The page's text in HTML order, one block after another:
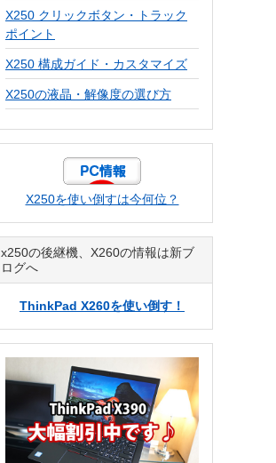
X250 クリックボタン・トラック
ポイント
X250 構成ガイド・カスタマイズ
X250の液晶・解像度の選び方
X250を使い倒すは今何位？
x250の後継機、X260の情報は新ブ
ログへ
ThinkPad X260を使い倒す！